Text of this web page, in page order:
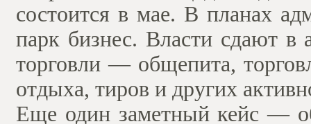
состоится в мае. В планах
парк бизнес. Власти сдают в
торговли — общепита,
отдыха, тиров и других
Еще один заметный кейс —